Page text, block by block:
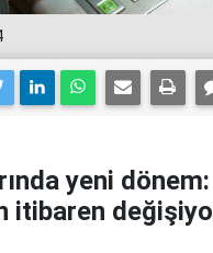
yeni
itibaren